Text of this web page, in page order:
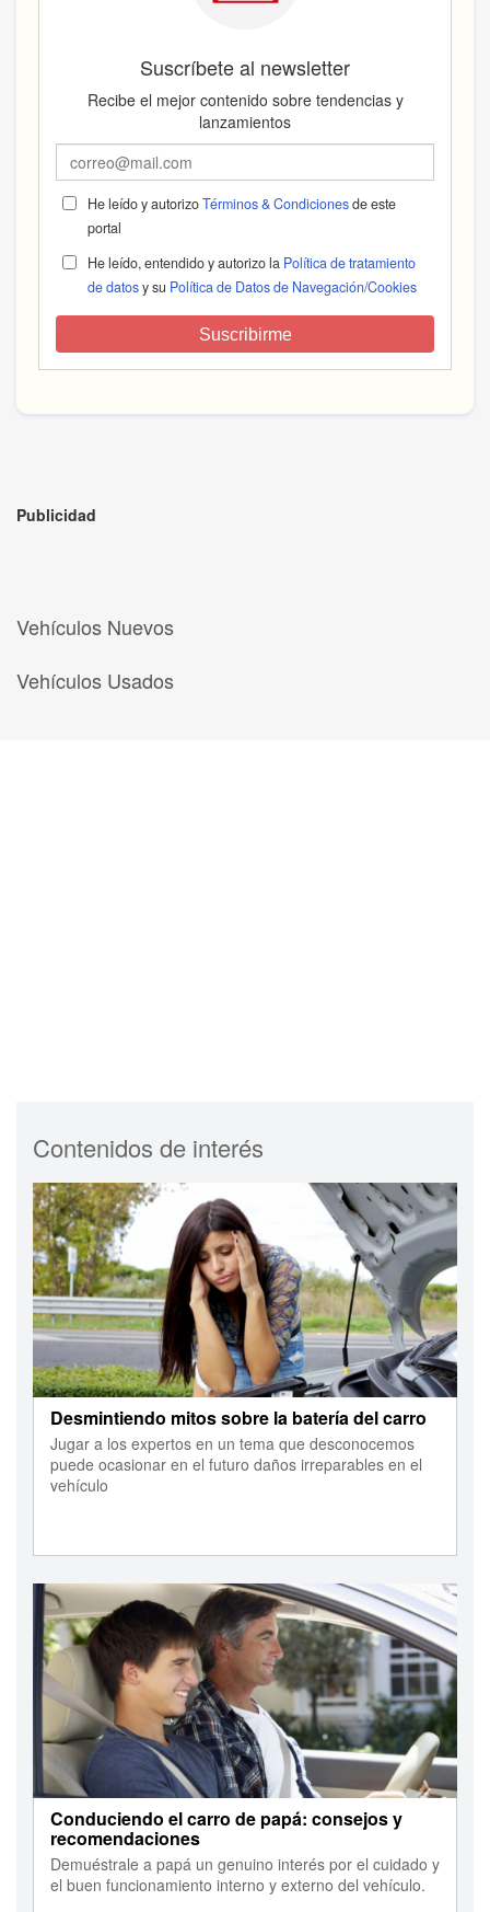
Suscríbete al newsletter
Recibe el mejor contenido sobre tendencias y
lanzamientos
He leído y autorizoTérminos & Condicionesde este
portal
He leído, entendido y autorizo la Política de tratamiento
de datosy su Política de Datos de Navegación/Cookies
Suscribirme
Publicidad
Vehículos Nuevos
Vehículos Usados
Contenidos de interés
Desmintiendo mitos sobre la batería del carro
Jugar a los expertos en un tema que desconocemos
puede ocasionar en el futuro daños irreparables en el
vehículo
Conduciendo el carro de papá: consejos y
recomendaciones
Demuéstrale a papá un genuino interés por el cuidado y
el buen funcionamiento interno y externo del vehículo.